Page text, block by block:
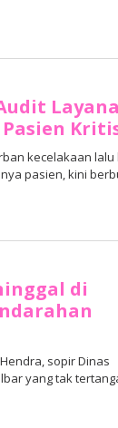
Pasien
kecelakaan lalu
pasien, kini
di
sopir Dinas
yang tak